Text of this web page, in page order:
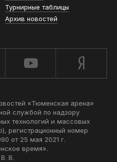
Турнирные таблицы
Архив новостей
«Тюменская арена»
службой по надзору
технологий и массовых
регистрационный номер
от 25 мая 2021 г.
время».
В.